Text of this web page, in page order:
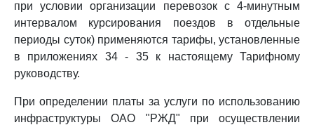
при условии организации перевозок с 4-минутным
интервалом курсирования поездов в отдельные
периоды суток) применяются тарифы, установленные
в приложениях 34 - 35 к настоящему Тарифному
руководству.
При определении платы за услуги по использованию
инфраструктуры ОАО "РЖД" при осуществлении